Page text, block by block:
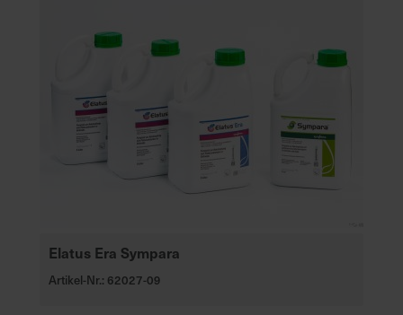
Elatus Era Sympara
Artikel-Nr.: 62027-09